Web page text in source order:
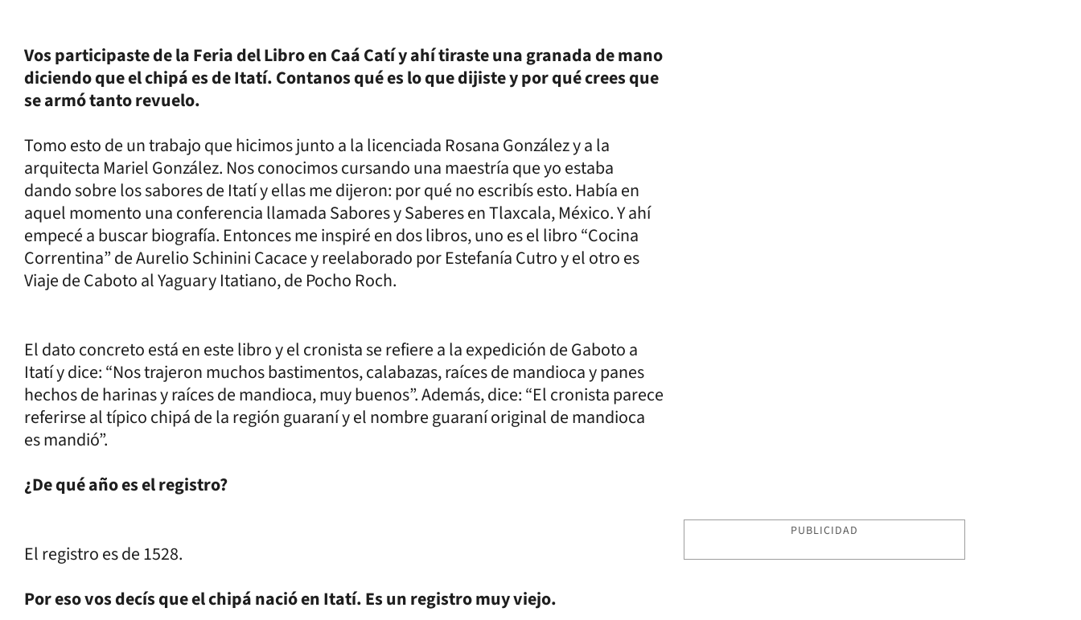
Vos participaste de la Feria del Libro en Caá Catí y ahí tiraste una granada de mano
diciendo que el chipá es de Itatí. Contanos qué es lo que dijiste y por qué crees que
se armó tanto revuelo.
Tomo esto de un trabajo que hicimos junto a la licenciada Rosana González y a la
arquitecta Mariel González. Nos conocimos cursando una maestría que yo estaba
dando sobre los sabores de Itatí y ellas me dijeron: por qué no escribís esto. Había en
aquel momento una conferencia llamada Sabores y Saberes en Tlaxcala, México. Y ahí
empecé a buscar biografía. Entonces me inspiré en dos libros, uno es el libro “Cocina
Correntina” de Aurelio Schinini Cacace y reelaborado por Estefanía Cutro y el otro es
Viaje de Caboto al Yaguary Itatiano, de Pocho Roch.
El dato concreto está en este libro y el cronista se refiere a la expedición de Gaboto a
Itatí y dice: “Nos trajeron muchos bastimentos, calabazas, raíces de mandioca y panes
hechos de harinas y raíces de mandioca, muy buenos”. Además, dice: “El cronista parece
referirse al típico chipá de la región guaraní y el nombre guaraní original de mandioca
es mandió”.
¿De qué año es el registro?
El registro es de 1528.
Por eso vos decís que el chipá nació en Itatí. Es un registro muy viejo.
PUBLICIDAD